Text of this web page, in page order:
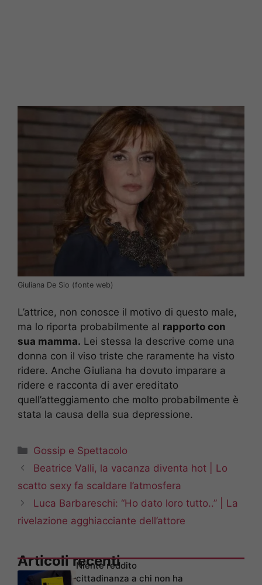
Giuliana De Sio (fonte web)
L’attrice, non conosce il motivo di questo male,
ma lo riporta probabilmente al rapporto con
sua mamma. Lei stessa la descrive come una
donna con il viso triste che raramente ha visto
ridere. Anche Giuliana ha dovuto imparare a
ridere e racconta di aver ereditato
quell’atteggiamento che molto probabilmente è
stata la causa della sua depressione.
Categorie
Gossip e Spettacolo
Beatrice Valli, la vacanza diventa hot | Lo
scatto sexy fa scaldare l’atmosfera
Luca Barbareschi: “Ho dato loro tutto..” | La
rivelazione agghiacciante dell’attore
Articoli recenti
Niente reddito
cittadinanza a chi non ha